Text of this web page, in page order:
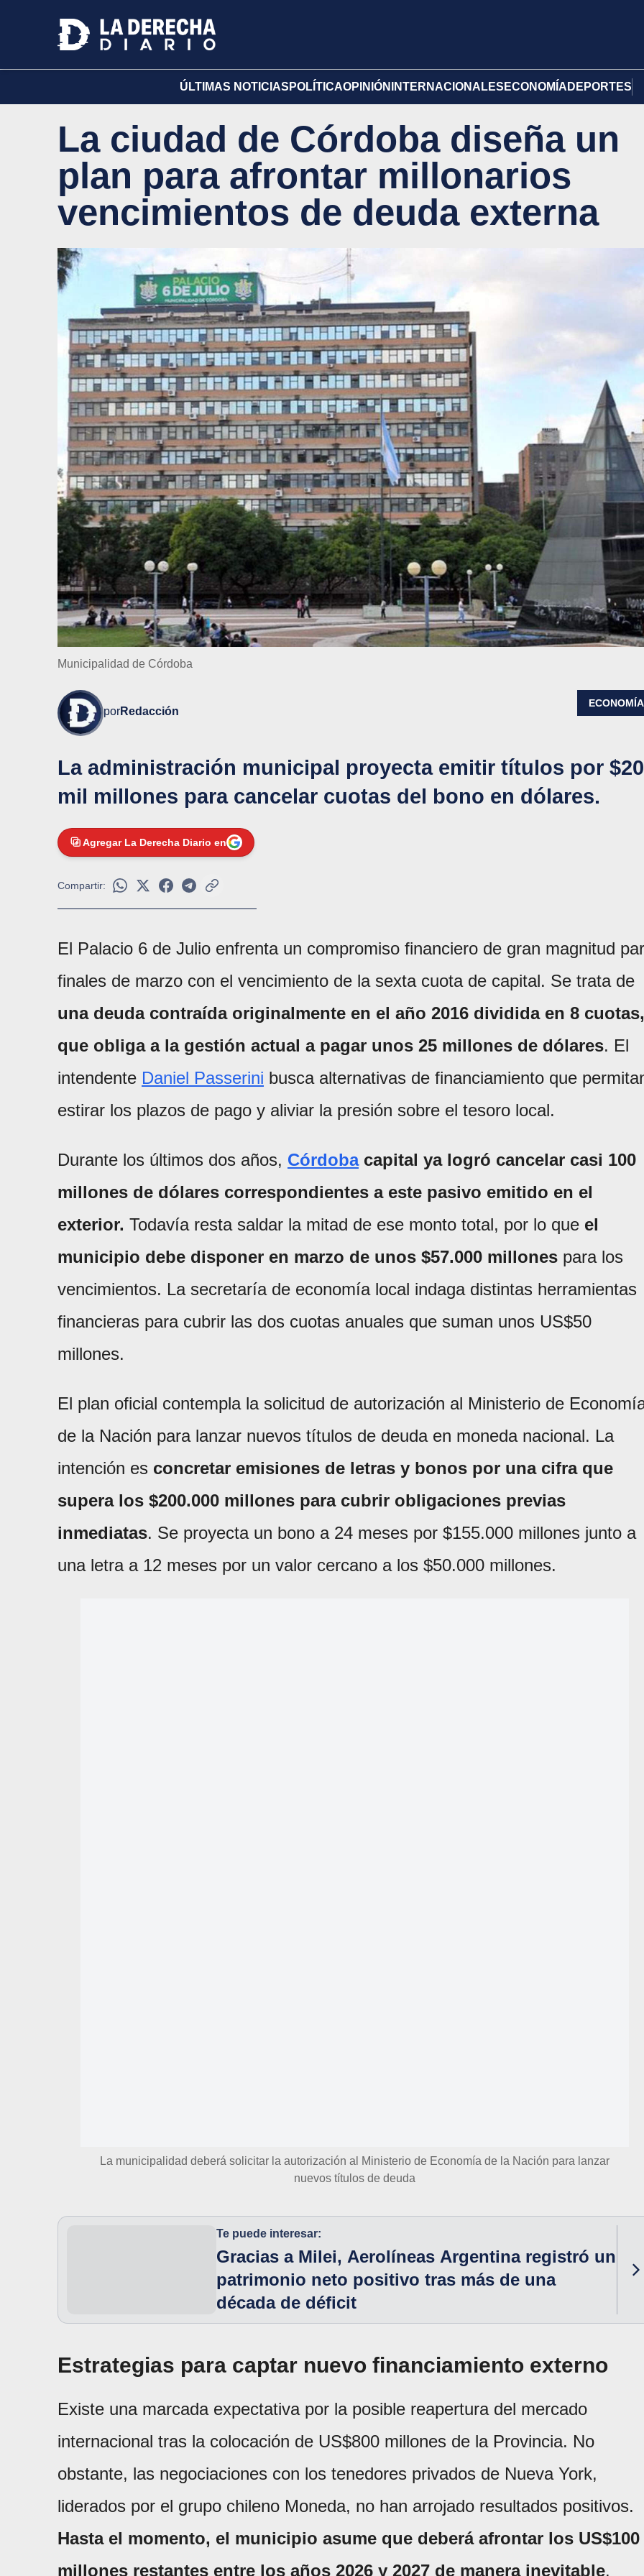
ÚLTIMAS NOTICIAS POLÍTICAOPINIÓN INTERNACIONALES ECONOMÍA DEPORTES
La ciudad de Córdoba diseña un
plan para afrontar millonarios
vencimientos de deuda externa
Municipalidad de Córdoba
porRedacción
ECONOMÍA
La administración municipal proyecta emitir títulos por
mil millones para cancelar cuotas del bono en dólares.
Agregar La Derecha Diario en
Compartir:
El Palacio 6 de Julio enfrenta un compromiso financiero de gran magnitud
finales de marzo con el vencimiento de la sexta cuota de capital. Se trata de
una deuda contraída originalmente en el año 2016 dividida en 8 cuotas,
que obliga a la gestión actual a pagar unos 25 millones de dólares. El
intendente Daniel Passerini busca alternativas de financiamiento que
estirar los plazos de pago y aliviar la presión sobre el tesoro local.
Durante los últimos dos años, Córdobacapital ya logró cancelar casi 100
millones de dólares correspondientes a este pasivo emitido en el
exterior. Todavía resta saldar la mitad de ese monto total, por lo que el
municipio debe disponer en marzo de unos $57.000 millones para los
vencimientos. La secretaría de economía local indaga distintas herramientas
financieras para cubrir las dos cuotas anuales que suman unos US$50
millones.
El plan oficial contempla la solicitud de autorización al Ministerio de
de la Nación para lanzar nuevos títulos de deuda en moneda nacional. La
intención es concretar emisiones de letras y bonos por una cifra que
supera los $200.000 millones para cubrir obligaciones previas
inmediatas. Se proyecta un bono a 24 meses por $155.000 millones junto a
una letra a 12 meses por un valor cercano a los $50.000 millones.
La municipalidad deberá solicitar la autorización al Ministerio de Economía de la Nación para lanzar
nuevos títulos de deuda
Te puede interesar:
Gracias a Milei, Aerolíneas Argentina registró un
patrimonio neto positivo tras más de una
década de déficit
Estrategias para captar nuevo financiamiento externo
Existe una marcada expectativa por la posible reapertura del mercado
internacional tras la colocación de US$800 millones de la Provincia. No
obstante, las negociaciones con los tenedores privados de Nueva York,
liderados por el grupo chileno Moneda, no han arrojado resultados positivos.
Hasta el momento, el municipio asume que deberá afrontar los US$100
millones restantes entre los años 2026 y 2027 de manera inevitable.